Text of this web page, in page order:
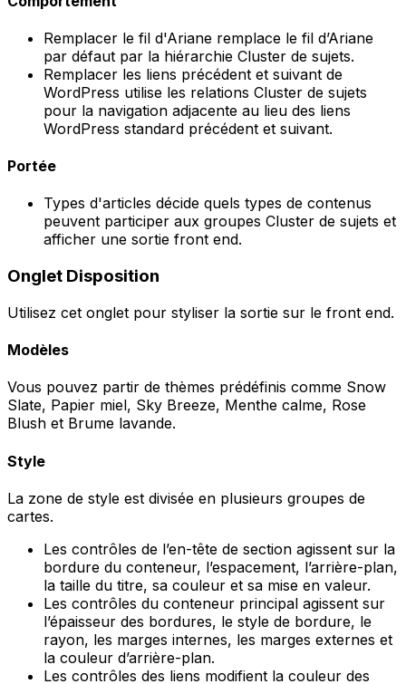
Remplacer le fil d'Ariane remplace le fil d’Ariane
par défaut par la hiérarchie Cluster de sujets.
Remplacer les liens précédent et suivant de
WordPress utilise les relations Cluster de sujets
pour la navigation adjacente au lieu des liens
WordPress standard précédent et suivant.
Portée
Types d'articles décide quels types de contenus
peuvent participer aux groupes Cluster de sujets et
afficher une sortie front end.
Onglet Disposition
Utilisez cet onglet pour styliser la sortie sur le front end.
Modèles
Vous pouvez partir de thèmes prédéfinis comme Snow
Slate, Papier miel, Sky Breeze, Menthe calme, Rose
Blush et Brume lavande.
Style
La zone de style est divisée en plusieurs groupes de
cartes.
Les contrôles de l’en-tête de section agissent sur la
bordure du conteneur, l’espacement, l’arrière-plan,
la taille du titre, sa couleur et sa mise en valeur.
Les contrôles du conteneur principal agissent sur
l’épaisseur des bordures, le style de bordure, le
rayon, les marges internes, les marges externes et
la couleur d’arrière-plan.
Les contrôles des liens modifient la couleur des